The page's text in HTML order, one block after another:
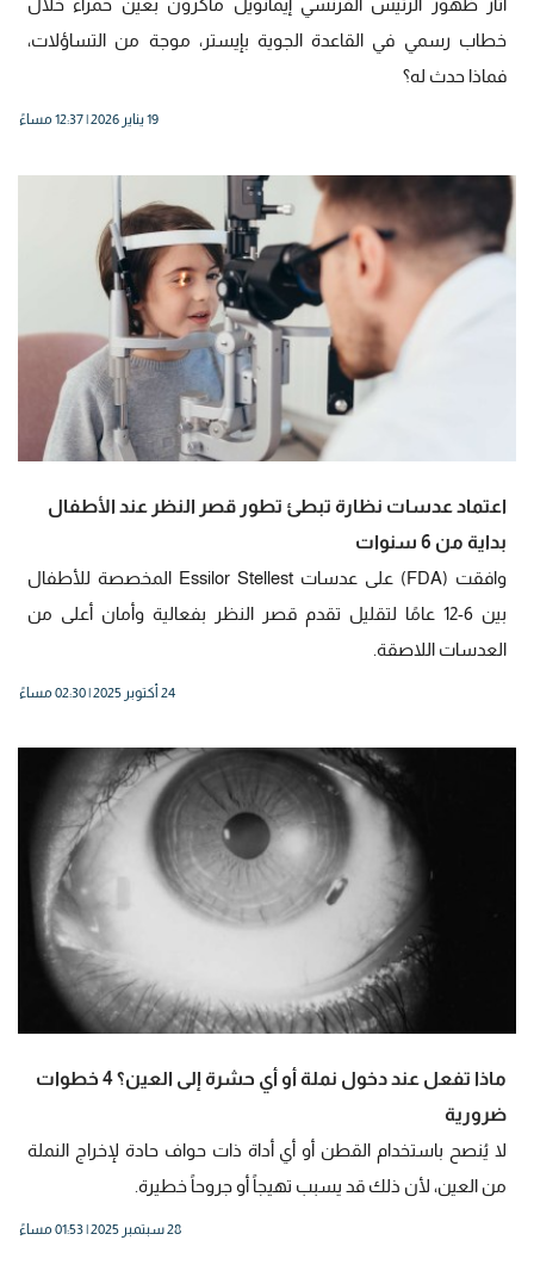
أثار ظهور الرئيس الفرنسي إيمانويل ماكرون بعين حمراء خلال
خطاب رسمي في القاعدة الجوية بإيستر، موجة من التساؤلات،
فماذا حدث له؟
19 يناير 2026 | 12:37 مساءً
اعتماد عدسات نظارة تبطئ تطور قصر النظر عند الأطفال
بداية من 6 سنوات
وافقت (FDA) على عدسات Essilor Stellest المخصصة للأطفال
بين 6-12 عامًا لتقليل تقدم قصر النظر بفعالية وأمان أعلى من
العدسات اللاصقة.
24 أكتوبر 2025 | 02:30 مساءً
ماذا تفعل عند دخول نملة أو أي حشرة إلى العين؟ 4 خطوات
ضرورية
لا يُنصح باستخدام القطن أو أي أداة ذات حواف حادة لإخراج النملة
من العين، لأن ذلك قد يسبب تهيجاً أو جروحاً خطيرة.
28 سبتمبر 2025 | 01:53 مساءً